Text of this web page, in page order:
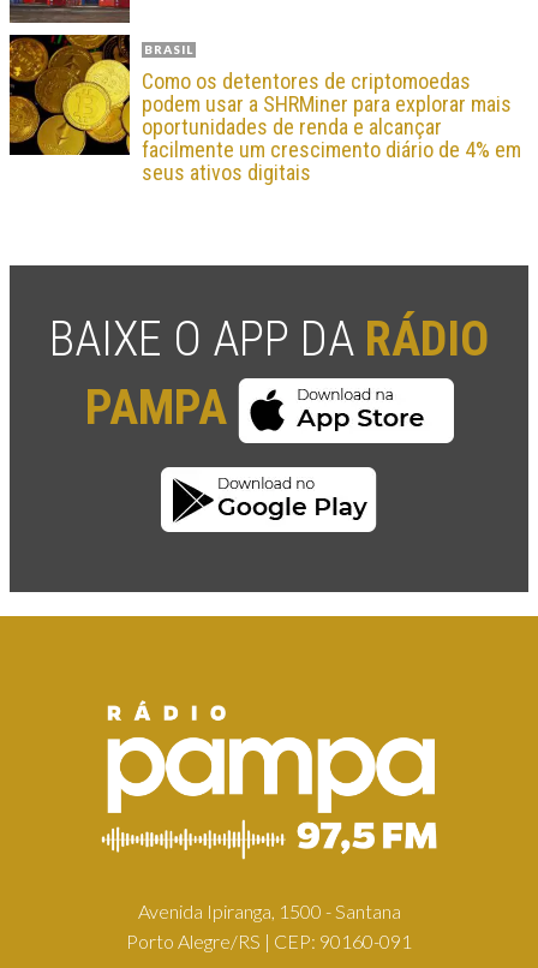
BRASIL
Como os detentores de criptomoedas
podem usar a SHRMiner para explorar mais
oportunidades de renda e alcançar
facilmente um crescimento diário de 4% em
seus ativos digitais
BAIXE O APP DA RÁDIO
PAMPA
Avenida Ipiranga, 1500 - Santana
Porto Alegre/RS | CEP: 90160-091